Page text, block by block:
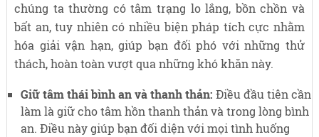
chúng ta thường có tâm trạng lo lắng, bồn chồn và
bất an, tuy nhiên có nhiều biện pháp tích cực nhằm
hóa giải vận hạn, giúp bạn đối phó với những thử
thách, hoàn toàn vượt qua những khó khăn này.
Giữ tâm thái bình an và thanh thản: Điều đầu tiên cần
làm là giữ cho tâm hồn thanh thản và trong lòng bình
an. Điều này giúp bạn đối diện với mọi tình huống